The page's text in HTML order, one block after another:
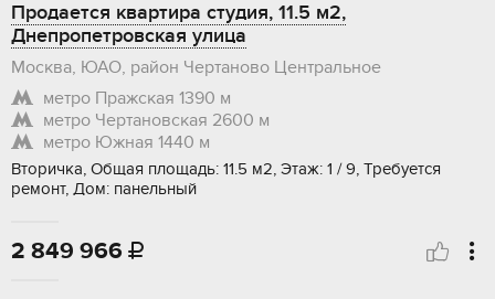
Продается квартира студия, 11.5 м2,
Днепропетровская улица
Москва, ЮАО, район Чертаново Центральное
метро Пражская 1390 м
метро Чертановская 2600 м
метро Южная 1440 м
Вторичка, Общая площадь: 11.5 м2, Этаж: 1 / 9, Требуется
ремонт, Дом: панельный
2 849 966 